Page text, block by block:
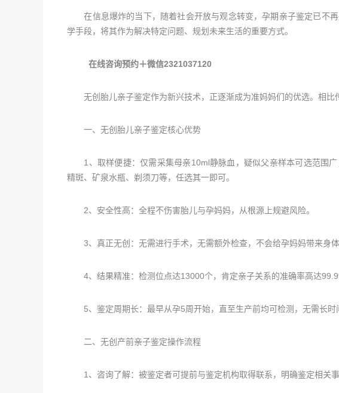
在信息爆炸的当下，随着社会开放与观念转变，孕期亲子鉴定已不
学手段，将其作为解决特定问题、规划未来生活的重要方式。
在线咨询预约＋微信2321037120
无创胎儿亲子鉴定作为新兴技术，正逐渐成为准妈妈们的优选。相比
一、无创胎儿亲子鉴定核心优势
1、取样便捷：仅需采集母亲10ml静脉血，疑似父亲样本可选范围广
精斑、矿泉水瓶、剃须刀等，任选其一即可。
2、安全性高：全程不伤害胎儿与孕妈妈，从根源上规避风险。
3、真正无创：无需进行手术，无需额外检查，不会给孕妈妈带来身体
4、结果精准：检测位点达13000个，肯定亲子关系的准确率高达
5、鉴定周期长：最早从孕5周开始，直至生产前均可检测，无需长时
二、无创产前亲子鉴定操作流程
1、咨询了解：被鉴定者可提前与鉴定机构取得联系，明确鉴定相关事